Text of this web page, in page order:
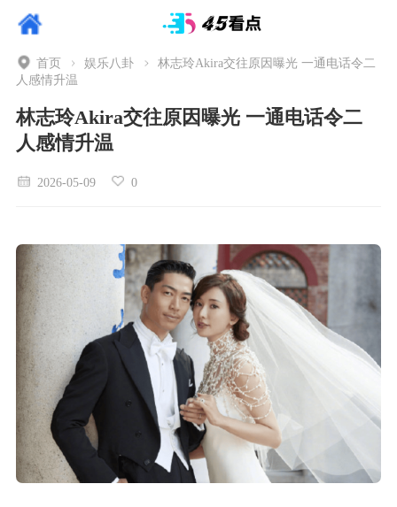
首页 娱乐八卦
林志玲Akira交往原因曝光 一通电话令二
人感情升温
林志玲Akira交往原因曝光 一通电话令二
人感情升温
2026-05-09 0